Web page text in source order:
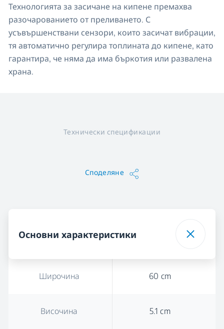
Технологията за засичане на кипене премахва
разочарованието от преливането. С
усъвършенствани сензори, които засичат вибрации,
тя автоматично регулира топлината до кипене, като
гарантира, че няма да има бъркотия или развалена
храна.
Технически спецификации
Споделяне
Основни характеристики
Широчина 60 cm
Височина 5.1 cm